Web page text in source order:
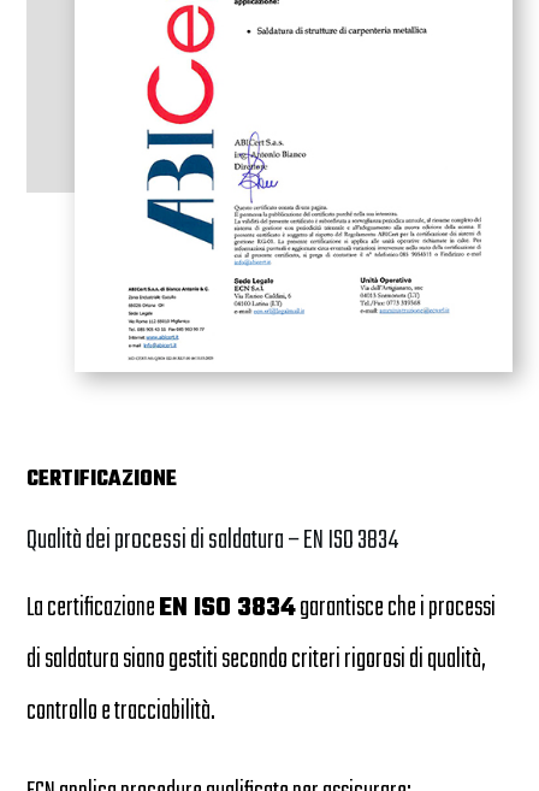
CERTIFICAZIONE
Qualità dei processi di saldatura – EN ISO 3834
La certificazioneEN ISO 3834garantisce che i processi
di saldatura siano gestiti secondo criteri rigorosi di qualità,
controllo e tracciabilità.